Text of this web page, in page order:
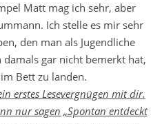
Matt mag ich sehr, aber
Ich stelle es mir sehr
den man als Jugendliche
gar nicht bemerkt hat,
Bett zu landen.
erstes Lesevergnügen mit dir.
nur sagen „Spontan entdeckt